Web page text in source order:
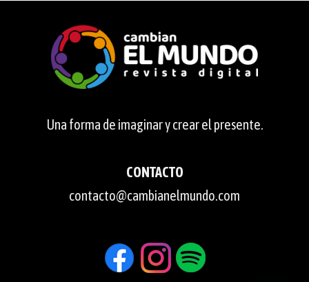
Una forma de imaginar y crear el presente.
CONTACTO
contacto@cambianelmundo.com